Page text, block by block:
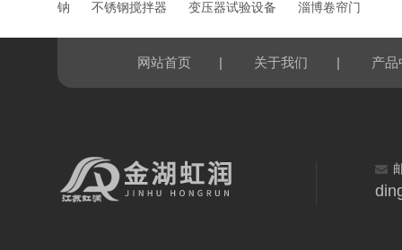
钠
不锈钢搅拌器 变压器试验设备 淄博卷帘门
网站首页 | 关于我们 | 产品